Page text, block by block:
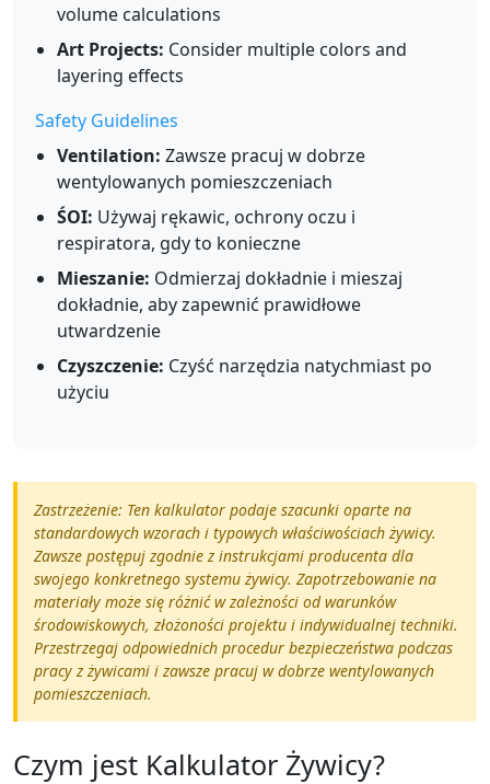
volume calculations
Art Projects: Consider multiple colors and
layering effects
Safety Guidelines
Ventilation: Zawsze pracuj w dobrze
wentylowanych pomieszczeniach
ŚOI: Używaj rękawic, ochrony oczu i
respiratora, gdy to konieczne
Mieszanie: Odmierzaj dokładnie i mieszaj
dokładnie, aby zapewnić prawidłowe
utwardzenie
Czyszczenie: Czyść narzędzia natychmiast po
użyciu
Zastrzeżenie: Ten kalkulator podaje szacunki oparte na
standardowych wzorach i typowych właściwościach żywicy.
Zawsze postępuj zgodnie z instrukcjami producenta dla
swojego konkretnego systemu żywicy. Zapotrzebowanie na
materiały może się różnić w zależności od warunków
środowiskowych, złożoności projektu i indywidualnej techniki.
Przestrzegaj odpowiednich procedur bezpieczeństwa podczas
pracy z żywicami i zawsze pracuj w dobrze wentylowanych
pomieszczeniach.
Czym jest Kalkulator Żywicy?